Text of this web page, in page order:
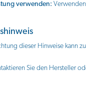
verwenden:
dieser Hinweise kann
Sie den Hersteller